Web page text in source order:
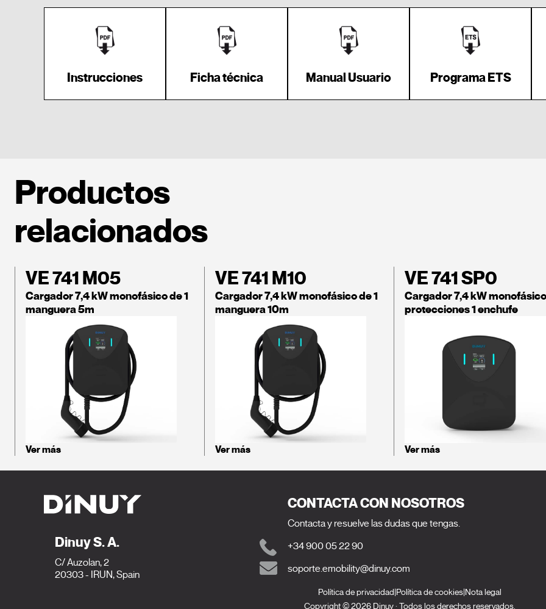
Instrucciones Ficha técnica Manual Usuario Programa ETS
Productos
relacionados
VE 741 M05
Cargador 7,4 kW monofásico de 1
manguera 5m
Ver más
VE 741 M10
Cargador 7,4 kW monofásico de 1
manguera 10m
Ver más
VE 741 SP0
Cargador 7,4 kW
protecciones 1 enchufe
Ver más
Dinuy S. A.
C/ Auzolan, 2
20303 - IRUN, Spain
CONTACTA CON NOSOTROS
Contacta y resuelve las dudas que tengas.
+34 900 05 22 90
soporte.emobility@dinuy.com
Política de privacidad|Política de cookies|Nota legal
Copyright © 2026 Dinuy · Todos los derechos reservados.